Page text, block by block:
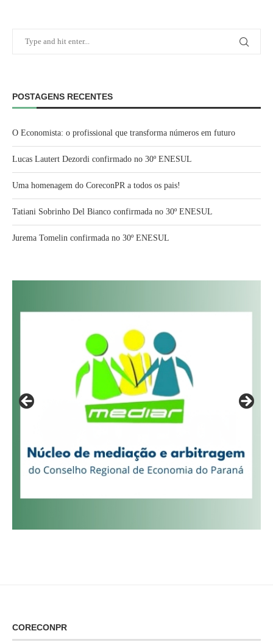
POSTAGENS RECENTES
O Economista: o profissional que transforma números em futuro
Lucas Lautert Dezordi confirmado no 30º ENESUL
Uma homenagem do CoreconPR a todos os pais!
Tatiani Sobrinho Del Bianco confirmada no 30º ENESUL
Jurema Tomelin confirmada no 30º ENESUL
CORECONPR